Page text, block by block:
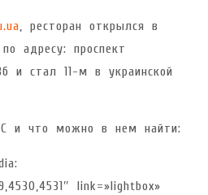
, ресторан открылся в
адресу: проспект
и стал 11-м в украинской
и что можно в нем найти:
link=»lightbox»